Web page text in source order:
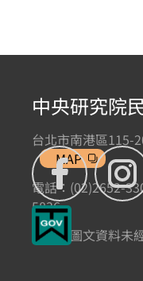
中央研究院
台北市南港區115-
MAP
電話：(02)2652-
5836
本網站圖文資料未